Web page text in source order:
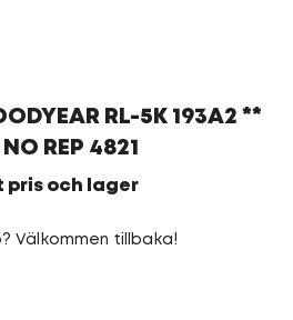
RL-5K 193A2 **
REP 4821
pris och lager
Välkommen tillbaka!